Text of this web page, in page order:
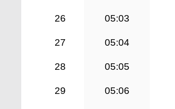
26 05:03
27 05:04
28 05:05
29 05:06